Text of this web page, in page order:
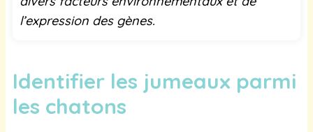
l’expression des gènes.
Identifier les jumeaux parmi
les chatons